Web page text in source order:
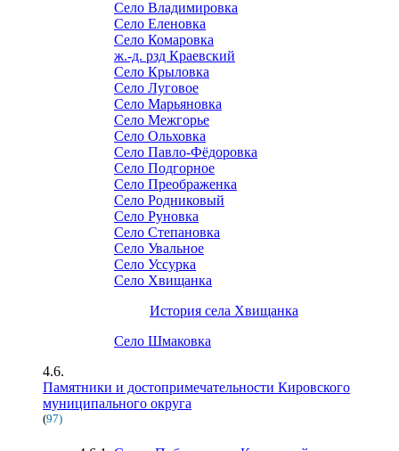
Село Владимировка
Село Еленовка
Село Комаровка
ж.-д. рзд Краевский
Село Крыловка
Село Луговое
Село Марьяновка
Село Межгорье
Село Ольховка
Село Павло-Фёдоровка
Село Подгорное
Село Преображенка
Село Родниковый
Село Руновка
Село Степановка
Село Увальное
Село Уссурка
Село Хвищанка
История села Хвищанка
Село Шмаковка
4.6.
Памятники и достопримечательности Кировского
муниципального округа
(97)